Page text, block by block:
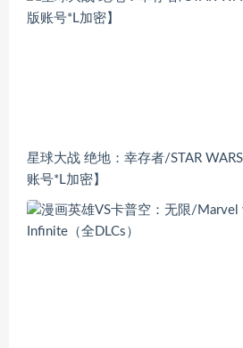
星球大战 绝地：幸存者/STAR
账号*L加密】